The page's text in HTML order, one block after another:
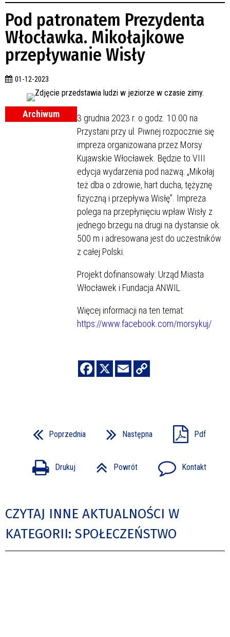
Pod patronatem Prezydenta
Włocławka. Mikołajkowe
przepływanie Wisły
01-12-2023
Archiwum
3 grudnia 2023 r. o godz. 10.00 na
Przystani przy ul. Piwnej rozpocznie się
impreza organizowana przez Morsy
Kujawskie Włocławek. Będzie to VIII
edycja wydarzenia pod nazwą: „Mikołaj
też dba o zdrowie, hart ducha, tężyznę
fizyczną i przepływa Wisłę”. Impreza
polega na przepłynięciu wpław Wisły z
jednego brzegu na drugi na dystansie ok.
500 m i adresowana jest do uczestników
z całej Polski.
Projekt dofinansowały: Urząd Miasta
Włocławek i Fundacja ANWIL.
Więcej informacji na ten temat:
https://www.facebook.com/morsykuj/
Poprzednia Następna Pdf
Drukuj Powrót Kontakt
CZYTAJ INNE AKTUALNOŚCI W
KATEGORII: SPOŁECZEŃSTWO